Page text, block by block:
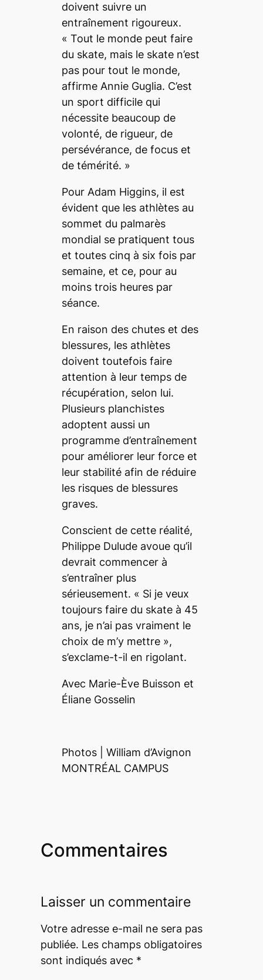
doivent suivre un
entraînement rigoureux.
« Tout le monde peut faire
du skate, mais le skate n’est
pas pour tout le monde,
affirme Annie Guglia. C’est
un sport difficile qui
nécessite beaucoup de
volonté, de rigueur, de
persévérance, de focus et
de témérité. »
Pour Adam Higgins, il est
évident que les athlètes au
sommet du palmarès
mondial se pratiquent tous
et toutes cinq à six fois par
semaine, et ce, pour au
moins trois heures par
séance.
En raison des chutes et des
blessures, les athlètes
doivent toutefois faire
attention à leur temps de
récupération, selon lui.
Plusieurs planchistes
adoptent aussi un
programme d’entraînement
pour améliorer leur force et
leur stabilité afin de réduire
les risques de blessures
graves.
Conscient de cette réalité,
Philippe Dulude avoue qu’il
devrait commencer à
s’entraîner plus
sérieusement. « Si je veux
toujours faire du skate à 45
ans, je n’ai pas vraiment le
choix de m’y mettre »,
s’exclame-t-il en rigolant.
Avec Marie-Ève Buisson et
Éliane Gosselin
Photos | William d’Avignon
MONTRÉAL CAMPUS
Commentaires
Laisser un commentaire
Votre adresse e-mail ne sera pas
publiée. Les champs obligatoires
sont indiqués avec *